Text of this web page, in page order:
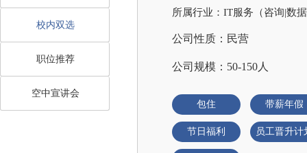
校内双选
职位推荐
空中宣讲会
所属行业：IT服务（咨询|数
公司性质：民营
公司规模：50-150人
包住 带薪年假
节日福利 员工晋升计